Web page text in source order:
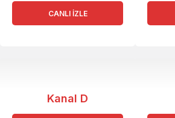
CANLI İZLE
Kanal D